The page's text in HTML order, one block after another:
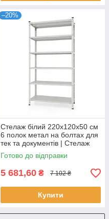
–20%
Стелаж білий 220х120х50 см
6 полок метал на болтах для
тек та документів | Стелаж
для консервації
Готово до відправки
5 681,60 ₴ 7 102 ₴
Купити